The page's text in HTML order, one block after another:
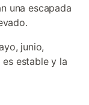
una escapada
junio,
estable y la